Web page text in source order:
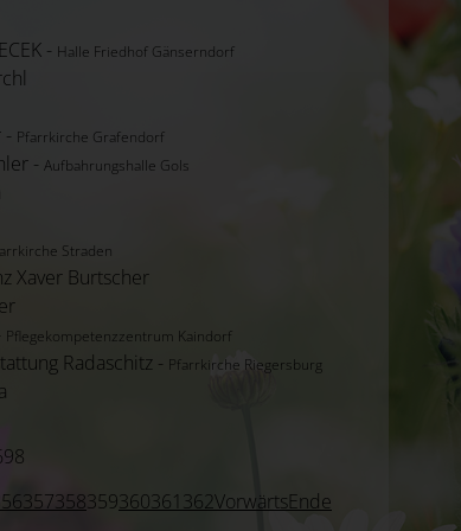
- Halle Friedhof Gänserndorf
- Pfarrkirche Grafendorf
- Aufbahrungshalle Gols
Straden
Xaver Burtscher
Pflegekompetenzzentrum Kaindorf
Radaschitz - Pfarrkirche Riegersburg
357358359360361 362VorwärtsEnde